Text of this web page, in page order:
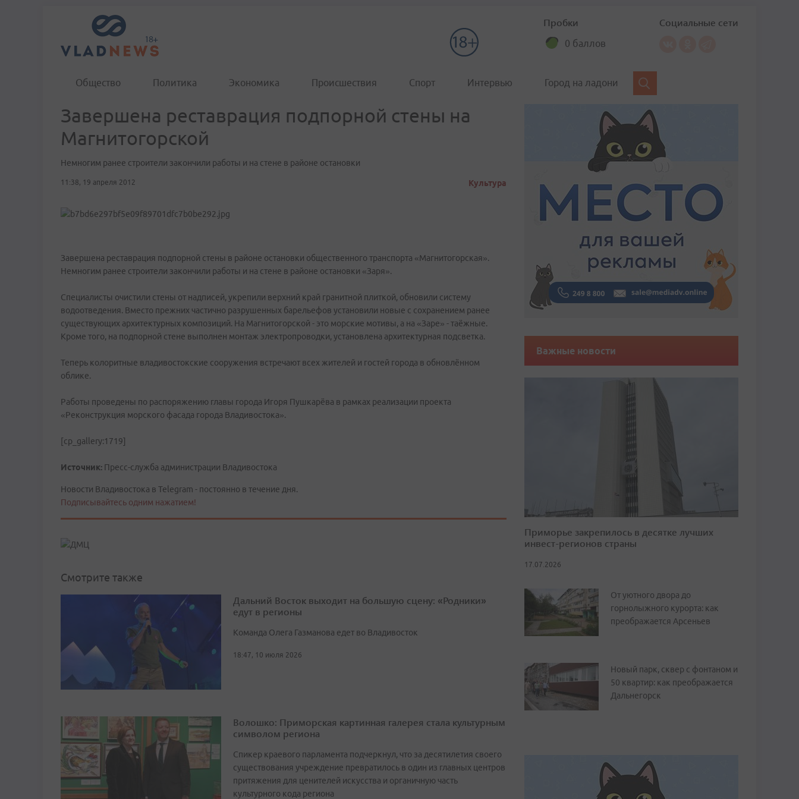
Пробки
0 баллов
Социальные сети
Общество Политика Экономика Происшествия Спорт Интервью Город на ладони
Завершена реставрация подпорной стены на
Магнитогорской
Немногим ранее строители закончили работы и на стене в районе остановки
11:38, 19 апреля 2012 Культура
Завершена реставрация подпорной стены в районе остановки общественного транспорта «Магнитогорская».
Немногим ранее строители закончили работы и на стене в районе остановки «Заря».
Специалисты очистили стены от надписей, укрепили верхний край гранитной плиткой, обновили систему
водоотведения. Вместо прежних частично разрушенных барельефов установили новые с сохранением ранее
существующих архитектурных композиций. На Магнитогорской - это морские мотивы, а на «Заре» - таёжные.
Кроме того, на подпорной стене выполнен монтаж электропроводки, установлена архитектурная подсветка.
Теперь колоритные владивостокские сооружения встречают всех жителей и гостей города в обновлённом
облике.
Работы проведены по распоряжению главы города Игоря Пушкарёва в рамках реализации проекта
«Реконструкция морского фасада города Владивостока».
[cp_gallery:1719]
Источник: Пресс-служба администрации Владивостока
Новости Владивостока в Telegram - постоянно в течение дня.
Подписывайтесь одним нажатием!
Смотрите также
Дальний Восток выходит на большую сцену: «Родники»
едут в регионы
Команда Олега Газманова едет во Владивосток
18:47, 10 июля 2026
Волошко: Приморская картинная галерея стала культурным
символом региона
Спикер краевого парламента подчеркнул, что за десятилетия своего
существования учреждение превратилось в один из главных центров
притяжения для ценителей искусства и органичную часть
культурного кода региона
Важные новости
Приморье закрепилось в десятке лучших
инвест-регионов страны
17.07.2026
От уютного двора до
горнолыжного курорта: как
преображается Арсеньев
Новый парк, сквер с фонтаном и
50 квартир: как преображается
Дальнегорск